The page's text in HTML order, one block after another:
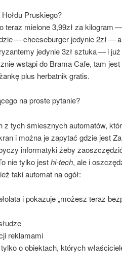
Pruskiego?
mie­lo­ne 3,99zł za kilo­gram
— che­ese­bur­ger jedy­nie 2zł —
jedy­nie 3zł sztu­ka — i już
wstą­pi do Bra­ma Cafe, tam
plus her­bat­nik gratis.
na pro­ste pytanie?
z tych śmiesz­nych auto­ma­tów,
i moż­na je zapy­tać gdzie jest
infor­ma­ty­ki żeby
nie tyl­ko jesthi-tech, ale i
taki auto­mat na ogół:
i poka­zu­je „możesz teraz
reklamami
o obiek­tach, któ­rych